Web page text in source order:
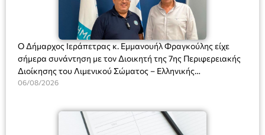
Ο Δήμαρχος Ιεράπετρας κ. Εμμανουήλ Φραγκούλης είχε
σήμερα συνάντηση με τον Διοικητή της 7ης Περιφερειακής
Διοίκησης του Λιμενικού Σώματος – Ελληνικής
Ακτοφυλακής (Λ.Σ.-ΕΛ.ΑΚΤ.), Αρχιπλοίαρχο Λ.Σ. κ. Ιωάννη
06/08/2026